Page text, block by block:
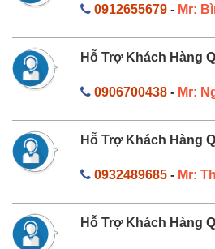
0912655679- Mr:
Hỗ Trợ Khách Hàng
0906700438- Mr:
Hỗ Trợ Khách Hàng
0932489685- Mr:
Hỗ Trợ Khách Hàng